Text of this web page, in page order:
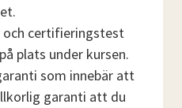
och certifieringstest
plats under kursen.
som innebär att
garanti att du